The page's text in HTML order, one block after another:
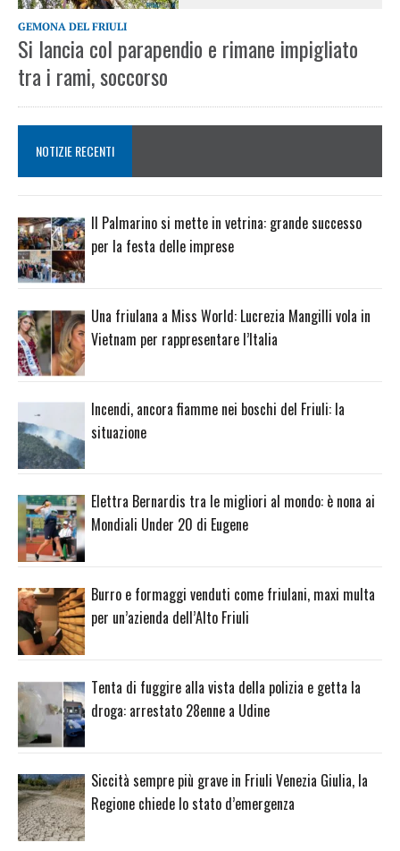
GEMONA DEL FRIULI
Si lancia col parapendio e rimane impigliato
tra i rami, soccorso
NOTIZIE RECENTI
Il Palmarino si mette in vetrina: grande successo
per la festa delle imprese
Una friulana a Miss World: Lucrezia Mangilli vola in
Vietnam per rappresentare l’Italia
Incendi, ancora fiamme nei boschi del Friuli: la
situazione
Elettra Bernardis tra le migliori al mondo: è nona ai
Mondiali Under 20 di Eugene
Burro e formaggi venduti come friulani, maxi multa
per un’azienda dell’Alto Friuli
Tenta di fuggire alla vista della polizia e getta la
droga: arrestato 28enne a Udine
Siccità sempre più grave in Friuli Venezia Giulia, la
Regione chiede lo stato d’emergenza